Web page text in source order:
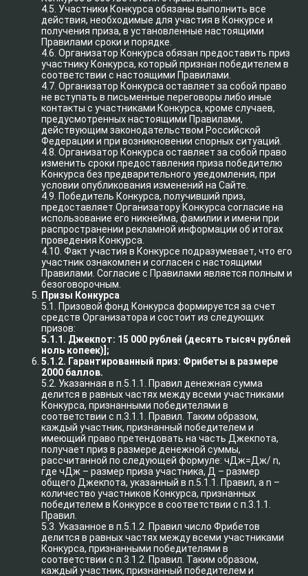
4.5. Участники Конкурса обязаны выполнить все
действия, необходимые для участия в Конкурсе и
получения приза, в установленные настоящими
Правилами сроки и порядке.
4.6. Организатор Конкурса обязан предоставить приз
участнику Конкурса, который признан победителем в
соответствии с настоящими Правилами.
4.7. Организатор Конкурса оставляет за собой право
не вступать в письменные переговоры либо иные
контакты с участниками Конкурса, кроме случаев,
предусмотренных настоящими Правилами,
действующим законодательством Российской
Федерации и при возникновении спорных ситуаций.
4.8. Организатор Конкурса оставляет за собой право
изменить сроки предоставления приза победителю
Конкурса без предварительного уведомления, при
условии опубликования изменений на Сайте.
4.9. Победитель Конкурса, получивший приз,
предоставляет Организатору Конкурса согласие на
использование его никнейма, фамилии и имени при
распространении рекламной информации об итогах
проведения Конкурса.
4.10. Факт участия в Конкурсе подразумевает, что его
участник ознакомлен и согласен с настоящими
Правилами. Согласие с Правилами является полным и
безоговорочным.
Призы Конкурса
5.1. Призовой фонд Конкурса формируется за счет
средств Организатора и состоит из следующих
призов:
5.1.1. Джекпот: 15 000 рублей (десять тысяч рублей
ноль копеек)];
5.1.2. Гарантированный приз: Фрибеты в размере
2000 баллов.
5.2. Указанная в п.5.1.1. Правил денежная сумма
делится в равных частях между всеми участниками
Конкурса, признанными победителями в
соответствии с п.3.1.1. Правил. Таким образом,
каждый участник, признанный победителем и
имеющий право претендовать на часть Джекпота,
получает приз в размере денежной суммы,
рассчитанной по следующей формуле: чДж=Дж/ n,
где чДж – размер приза участника, Д – размер
общего Джекпота, указанный в п.5.1.1. Правил, а n –
количество участников Конкурса, признанных
победителем в Конкурсе в соответствии с п.3.1.1.
Правил.
5.3. Указанное в п.5.1.2. Правил число Фрибетов
делится в равных частях между всеми участниками
Конкурса, признанными победителями в
соответствии с п.3.1.2. Правил. Таким образом,
каждый участник, признанный победителем и